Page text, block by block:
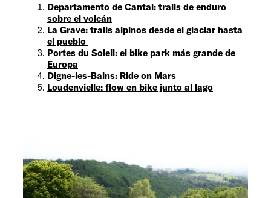
Departamento de Cantal: trails de enduro
sobre el volcán
La Grave: trails alpinos desde el glaciar hasta
el pueblo
Portes du Soleil: el bike park más grande de
Europa
Digne-les-Bains: Ride on Mars
Loudenvielle: flow en bike junto al lago